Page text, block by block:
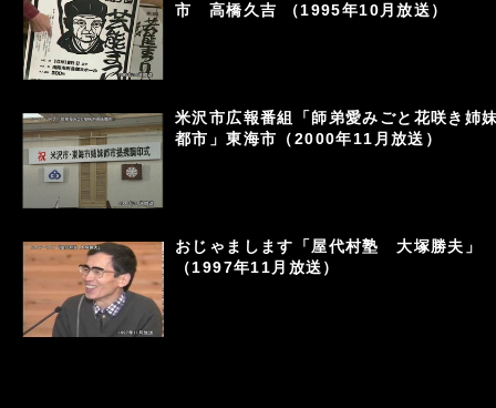
市 高橋久吉 （1995年10月放送）
米沢市広報番組「師弟愛みごと花咲き姉
都市」東海市（2000年11月放送）
おじゃまします「屋代村塾 大塚勝夫」
（1997年11月放送）